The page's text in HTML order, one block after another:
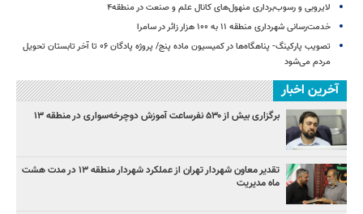
لایروبی و رسوب‌برداری منهول‌های کانال علم و صنعت در منطقه۴
خدمت‌رسانی شهرداری منطقه ۱۱ به ۱۰۰ هزار زائر در سامرا
تصویب پارکینگ- پناهگاه‌ها در کمیسیون ماده پنج/ پروژه پادگان ۰۶ تا آخر تابستان تحویل
مردم می‌شود
آخرین اخبار
برگزاری بیش از ۵۳۰ نفرساعت آموزش دوچرخه‌سواری در منطقه ۱۳
تقدیر معاون شهردار تهران از عملکرد شهردار منطقه ۱۳ در مدت هشت
ماه مدیریت